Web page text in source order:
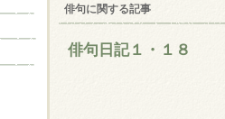
俳句に関する記事
俳句日記１・１８